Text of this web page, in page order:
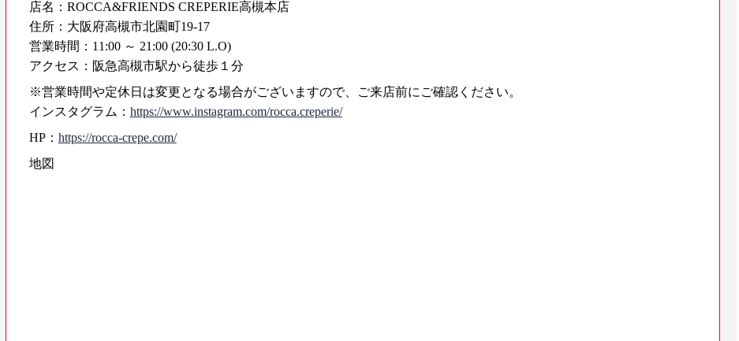
店名：ROCCA&FRIENDS CREPERIE高槻本店
住所：大阪府高槻市北園町19-17
営業時間：11:00 ～ 21:00 (20:30 L.O)
アクセス：阪急高槻市駅から徒歩１分
※営業時間や定休日は変更となる場合がございますので、ご来店前にご確認ください。
インスタグラム： https://www.instagram.com/rocca.creperie/
HP： https://rocca-crepe.com/
地図